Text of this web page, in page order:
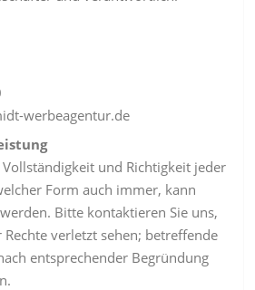
werbeagentur.de
und Richtigkeit jeder
Form auch immer, kann
Bitte kontaktieren Sie uns,
Rechte verletzt sehen; betreffende
entsprechender Begründung